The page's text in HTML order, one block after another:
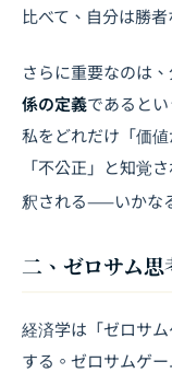
比べて、自分は勝
さらに重要なのは
係の定義であると
私をどれだけ「価
「不公正」と知覚
釈される——いかな
二、ゼロサム思
経済学は「ゼロサ
する。ゼロサムゲ